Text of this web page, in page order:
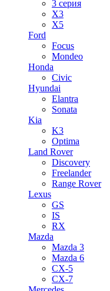
3 серия
X3
X5
Ford
Focus
Mondeo
Honda
Civic
Hyundai
Elantra
Sonata
Kia
K3
Optima
Land Rover
Discovery
Freelander
Range Rover
Lexus
GS
IS
RX
Mazda
Mazda 3
Mazda 6
CX-5
CX-7